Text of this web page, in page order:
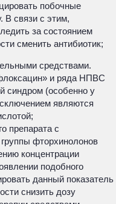
побочные
В связи с этим,
за состоянием
сменить антибиотик;
средствами.
и ряда НПВС
синдром (особенно у
являются
препарата с
фторхинолонов
концентрации
подобного
данный показатель
снизить дозу